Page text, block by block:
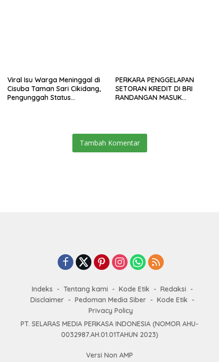
Viral Isu Warga Meninggal di
Cisuba Taman Sari Cikidang,
Pengunggah Status
PERKARA PENGGELAPAN
SETORAN KREDIT DI BRI
RANDANGAN MASUK
Tambah Komentar
Indeks Tentang kami Kode Etik
Redaksi
Disclaimer
Pedoman Media Siber
Kode Etik
Privacy Policy
PT. SELARAS MEDIA PERKASA INDONESIA (NOMOR AHU-
0032987.AH.01.01TAHUN 2023)
Versi Non AMP